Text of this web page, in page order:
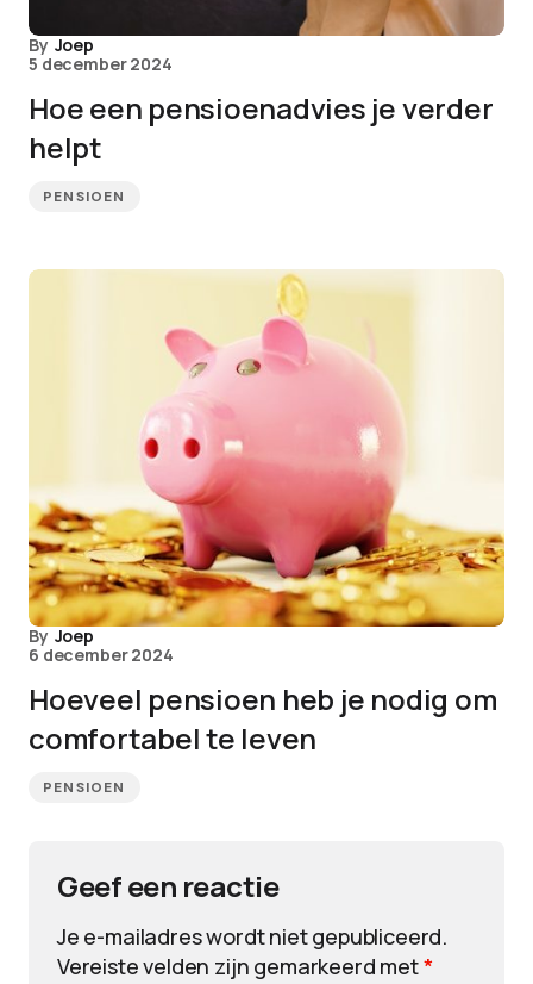
By Joep
5 december 2024
Hoe een pensioenadvies je verder
helpt
PENSIOEN
By Joep
6 december 2024
Hoeveel pensioen heb je nodig om
comfortabel te leven
PENSIOEN
Geef een reactie
Je e-mailadres wordt niet gepubliceerd.
Vereiste velden zijn gemarkeerd met*